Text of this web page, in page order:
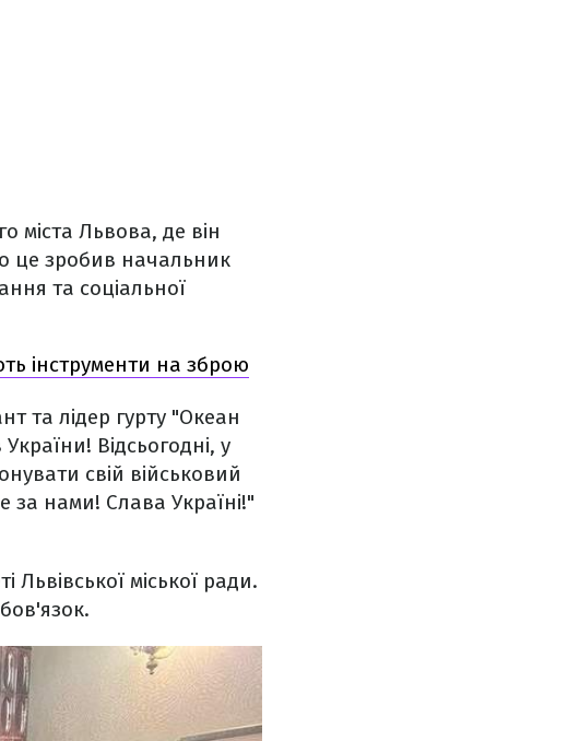
міста Львова, де він
це зробив начальник
та соціальної
інструменти на зброю
та лідер гурту "Океан
Відсьогодні, у
свій військовий
за нами! Слава Україні!"
Львівської міської ради.